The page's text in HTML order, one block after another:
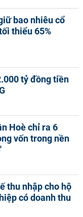
bao nhiêu cổ
thiểu 65%
tỷ đồng tiền
Hoè chỉ ra 6
vốn trong nền
thu nhập cho hộ
có doanh thu